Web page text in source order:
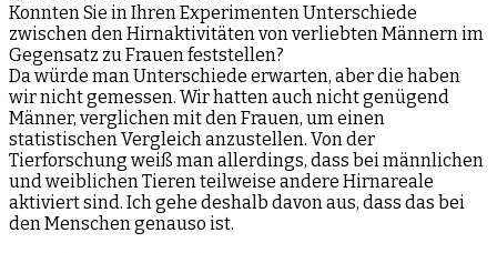
Konnten Sie in Ihren Experimenten Unterschiede
zwischen den Hirnaktivitäten von verliebten Männern im
Gegensatz zu Frauen feststellen?
Da würde man Unterschiede erwarten, aber die haben
wir nicht gemessen. Wir hatten auch nicht genügend
Männer, verglichen mit den Frauen, um einen
statistischen Vergleich anzustellen. Von der
Tierforschung weiß man allerdings, dass bei männlichen
und weiblichen Tieren teilweise andere Hirnareale
aktiviert sind. Ich gehe deshalb davon aus, dass das bei
den Menschen genauso ist.